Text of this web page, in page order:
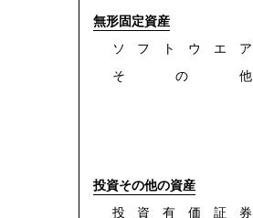
無形固定資産
ソフトウエア
その他
投資その他の資産
投資有価証券